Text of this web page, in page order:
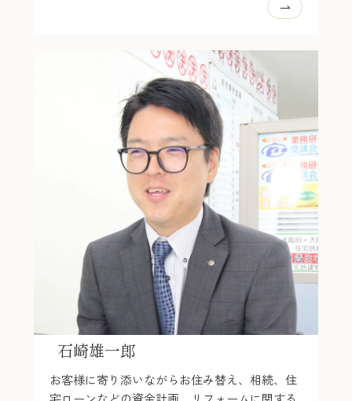
石崎雄一郎
お客様に寄り添いながらお住み替え、相続、住